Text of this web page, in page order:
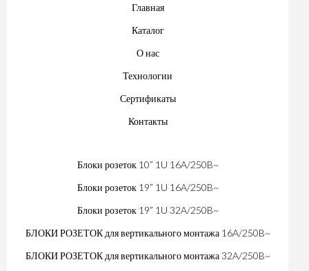
Главная
Каталог
О нас
Технологии
Сертификаты
Контакты
Блоки розеток 10” 1U 16A/250B~
Блоки розеток 19” 1U 16A/250B~
Блоки розеток 19” 1U 32A/250B~
БЛОКИ РОЗЕТОК для вертикального монтажа 16A/250B~
БЛОКИ РОЗЕТОК для вертикального монтажа 32A/250B~